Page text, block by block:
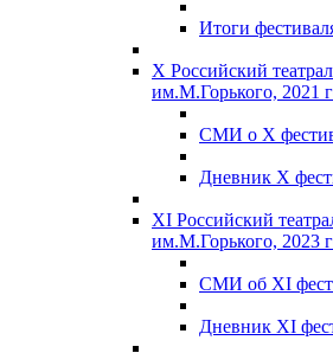
Итоги
X Российский
им.М.Горького, 2021
СМИ о X
Дневник X
XI Российский
им.М.Горького, 2023
СМИ об XI
Дневник XI